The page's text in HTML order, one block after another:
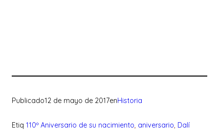
Publicado12 de mayo de 2017enHistoria
Etiq 110º Aniversario de su nacimiento, aniversario, Dalí